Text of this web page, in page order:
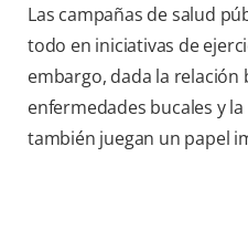
Las campañas de salud
todo en iniciativas de
embargo, dada la relación
enfermedades bucales y
también juegan un papel